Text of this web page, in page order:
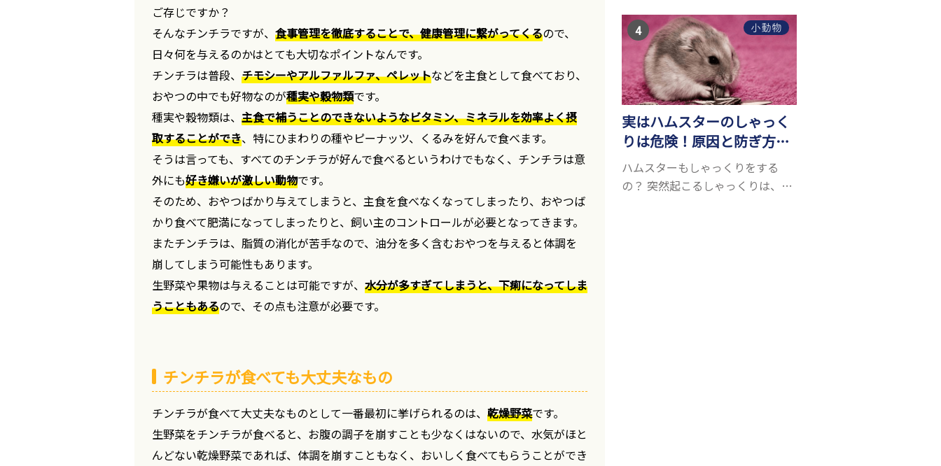
ご存じですか？
そんなチンチラですが、 食事管理を徹底することで、健康管理に繋がってくるので、
日々何を与えるのかはとても大切なポイントなんです。
チンチラは普段、 チモシーやアルファルファ、ペレットなどを主食として食べており、
おやつの中でも好物なのが種実や穀物類です。
種実や穀物類は、 主食で補うことのできないようなビタミン、ミネラルを効率よく摂
取することができ、特にひまわりの種やピーナッツ、くるみを好んで食べます。
そうは言っても、すべてのチンチラが好んで食べるというわけでもなく、チンチラは意
外にも好き嫌いが激しい動物です。
そのため、おやつばかり与えてしまうと、主食を食べなくなってしまったり、おやつば
かり食べて肥満になってしまったりと、飼い主のコントロールが必要となってきます。
またチンチラは、脂質の消化が苦手なので、油分を多く含むおやつを与えると体調を
崩してしまう可能性もあります。
生野菜や果物は与えることは可能ですが、 水分が多すぎてしまうと、下痢になってしま
うこともあるので、その点も注意が必要です。
チンチラが食べても大丈夫なもの
チンチラが食べて大丈夫なものとして一番最初に挙げられるのは、 乾燥野菜です。
生野菜をチンチラが食べると、お腹の調子を崩すことも少なくはないので、水気がほと
んどない乾燥野菜であれば、体調を崩すこともなく、おいしく食べてもらうことができ
気が高いです。 以下では寿命が長
い小動物6選を紹介！種類ごとに特
徴や飼育のポイ...
小動物
実はハムスターのしゃっく
りは危険！原因と防ぎ方、
病気の可能性とは？
ハムスターもしゃっくりをする
の？ 突然起こるしゃっくりは、お